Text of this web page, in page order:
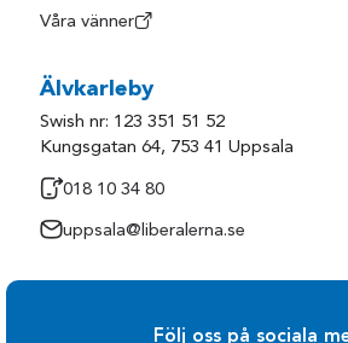
Våra vänner
Älvkarleby
Swish nr: 123 351 51 52
Kungsgatan 64, 753 41 Uppsala
018 10 34 80
uppsala@liberalerna.se
Följ oss på sociala